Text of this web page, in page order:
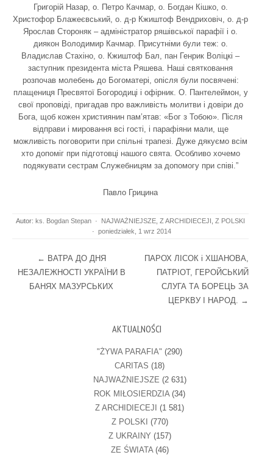
Григорій Назар, о. Петро Качмар, о. Богдан Кішко, о.
Христофор Блажеєвський, о. д-р Кжиштоф Вендриховіч, о. д-р
Ярослав Стороняк – адміністратор ряшівської парафії і о.
диякон Володимир Качмар. Присутніми були теж: о.
Владислав Стахіно, о. Кжиштоф Бал, пан Генрик Воліцкі –
заступник президента міста Ряшева. Наші святковання
розпочав молебень до Богоматері, опісля були посвячені:
плащениця Пресвятої Богородиці і офірник. О. Пантелеймон, у
свої проповіді, пригадав про важливість молитви і довіри до
Бога, щоб кожен християнин пам’ятав: «Бог з Тобою». Після
відправи і мировання всі гості, і парафіяни мали, ще
можливість поговорити при спільні трапезі. Дуже дякуємо всім
хто допоміг при підготовці нашого свята. Особливо хочемо
подякувати сестрам Служебницям за допомогу при співі.”
Павло Грицина
Autor: ks. Bogdan Stepan · NAJWAŻNIEJSZE Z ARCHIDIECEJI Z POLSKI
· poniedziałek, 1 wrz 2014
Post navigation
← ВАТРА ДО ДНЯ
НЕЗАЛЕЖНОСТІ УКРАЇНИ В
БАНЯХ МАЗУРСЬКИХ
ПАРОХ ЛІСОК і ХШАНОВА,
ПАТРІОТ, ГЕРОЙСЬКИЙ
СЛУГА ТА БОРЕЦЬ ЗА
ЦЕРКВУ І НАРОД.
→
AKTUALNOŚCI
"ŻYWA PARAFIA" (290)
CARITAS (18)
NAJWAŻNIEJSZE (2 631)
ROK MIŁOSIERDZIA (34)
Z ARCHIDIECEJI (1 581)
Z POLSKI (770)
Z UKRAINY (157)
ZE ŚWIATA(46)